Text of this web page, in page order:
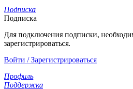
Подписка
Подписка
Для подключения подписки,
зарегистрироваться.
Войти / Зарегистрироваться
Профиль
Поддержка